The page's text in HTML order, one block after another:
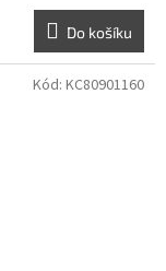
Do košíku
Kód: KC80901160